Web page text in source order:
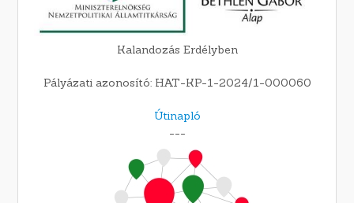
Kalandozás Erdélyben
Pályázati azonosító: HAT-KP-1-2024/1-000060
Útinapló
---